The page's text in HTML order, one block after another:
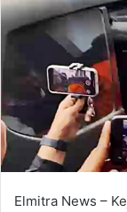
Elmitra News –